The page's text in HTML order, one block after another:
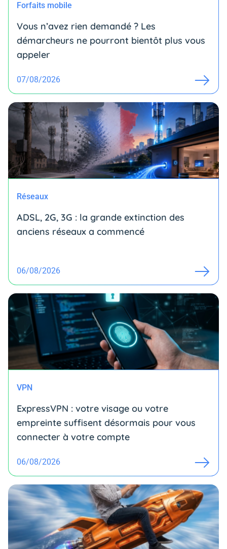
Forfaits mobile
Vous n’avez rien demandé ? Les
démarcheurs ne pourront bientôt plus vous
appeler
07/08/2026
Réseaux
ADSL, 2G, 3G : la grande extinction des
anciens réseaux a commencé
06/08/2026
VPN
ExpressVPN : votre visage ou votre
empreinte suffisent désormais pour vous
connecter à votre compte
06/08/2026